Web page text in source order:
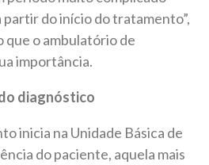
do início do tratamento”,
que o ambulatório de
importância.
diagnóstico
inicia na Unidade Básica de
do paciente, aquela mais